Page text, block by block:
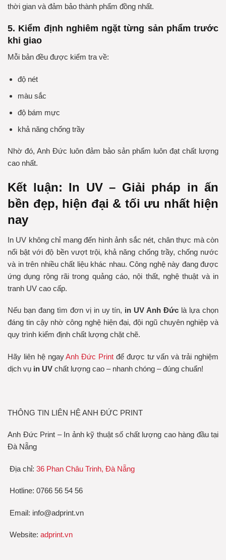
thời gian và đảm bảo thành phẩm đồng nhất.
5. Kiểm định nghiêm ngặt từng sản phẩm trước
khi giao
Mỗi bản đều được kiểm tra về:
độ nét
màu sắc
độ bám mực
khả năng chống trầy
Nhờ đó, Anh Đức luôn đảm bảo sản phẩm luôn đạt chất lượng
cao nhất.
Kết luận: In UV – Giải pháp in ấn
bền đẹp, hiện đại & tối ưu nhất hiện
nay
In UV không chỉ mang đến hình ảnh sắc nét, chân thực mà còn
nổi bật với độ bền vượt trội, khả năng chống trầy, chống nước
và in trên nhiều chất liệu khác nhau. Công nghệ này đang được
ứng dụng rộng rãi trong quảng cáo, nội thất, nghệ thuật và in
tranh UV cao cấp.
Nếu bạn đang tìm đơn vị in uy tín, in UV Anh Đức là lựa chọn
đáng tin cậy nhờ công nghệ hiện đại, đội ngũ chuyên nghiệp và
quy trình kiểm định chất lượng chặt chẽ.
Hãy liên hệ ngayAnh Đức Print để được tư vấn và trải nghiệm
dịch vụ in UV chất lượng cao – nhanh chóng – đúng chuẩn!
THÔNG TIN LIÊN HỆ ANH ĐỨC PRINT
Anh Đức Print – In ảnh kỹ thuật số chất lượng cao hàng đầu tại
Đà Nẵng
Địa chỉ: 36 Phan Châu Trinh, Đà Nẵng
Hotline: 0766 56 54 56
Email: info@adprint.vn
Website: adprint.vn